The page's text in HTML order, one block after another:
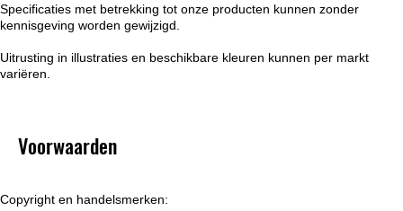
Specificaties met betrekking tot onze producten kunnen zonder
kennisgeving worden gewijzigd.
Uitrusting in illustraties en beschikbare kleuren kunnen per markt
variëren.
Voorwaarden
Copyright en handelsmerken: